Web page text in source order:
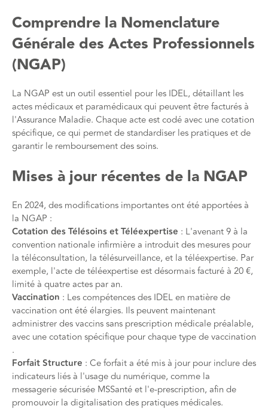
Comprendre la Nomenclature
Générale des Actes Professionnels
(NGAP)
La NGAP est un outil essentiel pour les IDEL, détaillant les
actes médicaux et paramédicaux qui peuvent être facturés à
l'Assurance Maladie. Chaque acte est codé avec une cotation
spécifique, ce qui permet de standardiser les pratiques et de
garantir le remboursement des soins​​.
Mises à jour récentes de la NGAP
En 2024, des modifications importantes ont été apportées à
la NGAP :
Cotation des Télésoins et Téléexpertise : L'avenant 9 à la
convention nationale infirmière a introduit des mesures pour
la téléconsultation, la télésurveillance, et la téléexpertise. Par
exemple, l'acte de téléexpertise est désormais facturé à 20 €,
limité à quatre actes par an​​.
Vaccination : Les compétences des IDEL en matière de
vaccination ont été élargies. Ils peuvent maintenant
administrer des vaccins sans prescription médicale préalable,
avec une cotation spécifique pour chaque type de vaccination​​
.
Forfait Structure : Ce forfait a été mis à jour pour inclure des
indicateurs liés à l'usage du numérique, comme la
messagerie sécurisée MSSanté et l'e-prescription, afin de
promouvoir la digitalisation des pratiques médicales​​.